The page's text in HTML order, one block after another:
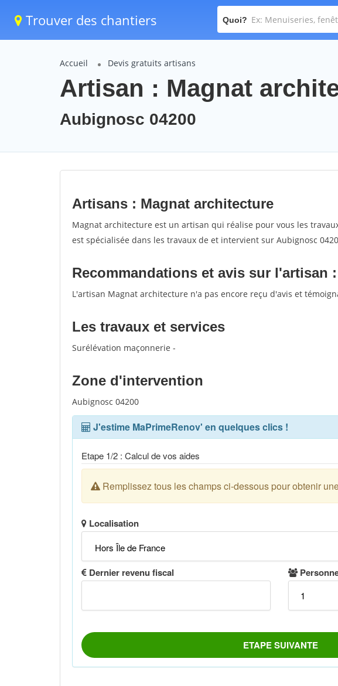
Trouver des chantiers Quoi?
Accueil Devis gratuits artisans
Artisan : Magnat
Aubignosc 04200
Artisans : Magnat architecture
Magnat architecture est un artisan qui réalise pour vous les
est spécialisée dans les travaux de et intervient sur Aubignosc
Recommandations et avis sur l'artisan
L'artisan Magnat architecture n'a pas encore reçu d'avis et
Les travaux et services
Surélévation maçonnerie -
Zone d'intervention
Aubignosc 04200